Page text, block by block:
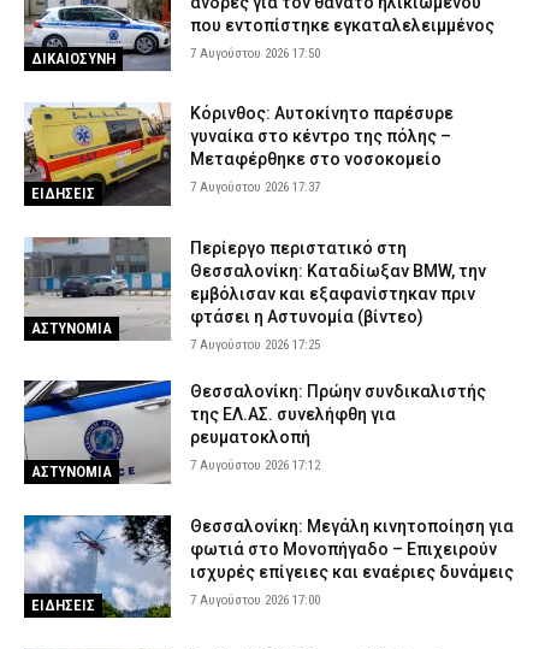
ΑΣΤΥΝΟΜΙΑ 7 Αυγούστου 2026 11:54
Συνελήφθη στη Γερμανία 31χρονος για δολοφονίες μελών της
Greek Mafia – Κατηγορείται και για την εκτέλεση του Ζαμπούνη
ΑΣΤΥΝΟΜΙΑ 7 Αυγούστου 2026 11:40
Σπιτάκια ανακύκλωσης: Η πολιτική παρωδία ΝΔ και ΠΑΣΟΚ που
έγινε… τσίρκο
Επιχειρήσεις της ΕΛ.ΑΣ. για την αντιμετώπιση της
εγκληματικότητας στην Πελοπόννησο – Συνελήφθησαν 31
άτομα
ΑΣΤΥΝΟΜΙΑ 7 Αυγούστου 2026 11:14
ΔΙΚΑΙΟΣΥΝΗ
που εντοπίστηκε εγκαταλελειμμένος
7 Αυγούστου 2026 17:50
ΕΙΔΗΣΕΙΣ
Κόρινθος: Αυτοκίνητο παρέσυρε
γυναίκα στο κέντρο της πόλης –
Μεταφέρθηκε στο νοσοκομείο
7 Αυγούστου 2026 17:37
ΑΣΤΥΝΟΜΙΑ
Περίεργο περιστατικό στη
Θεσσαλονίκη: Καταδίωξαν BMW, την
εμβόλισαν και εξαφανίστηκαν πριν
φτάσει η Αστυνομία (βίντεο)
7 Αυγούστου 2026 17:25
ΑΣΤΥΝΟΜΙΑ
Θεσσαλονίκη: Πρώην συνδικαλιστής
της ΕΛ.ΑΣ. συνελήφθη για
ρευματοκλοπή
7 Αυγούστου 2026 17:12
ΕΙΔΗΣΕΙΣ
Θεσσαλονίκη: Μεγάλη κινητοποίηση για
φωτιά στο Μονοπήγαδο – Επιχειρούν
ισχυρές επίγειες και εναέριες δυνάμεις
7 Αυγούστου 2026 17:00